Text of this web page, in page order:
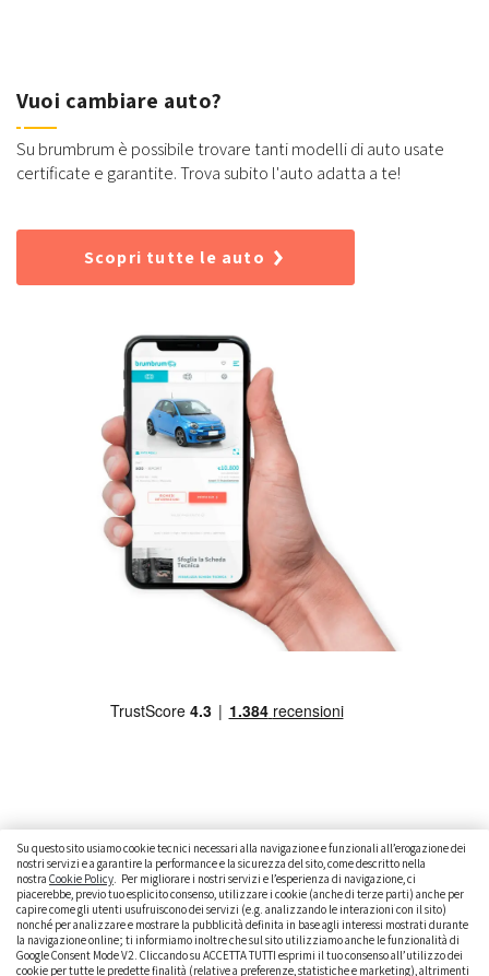
Su questo sito usiamo cookie tecnici necessari alla navigazione e funzionali all’erogazione dei
nostri servizi e a garantire la performance e la sicurezza del sito, come descritto nella
nostra Cookie Policy. Per migliorare i nostri servizi e l’esperienza di navigazione, ci
piacerebbe, previo tuo esplicito consenso, utilizzare i cookie (anche di terze parti) anche per
capire come gli utenti usufruiscono dei servizi (e.g. analizzando le interazioni con il sito)
nonché per analizzare e mostrare la pubblicità definita in base agli interessi mostrati durante
la navigazione online; ti informiamo inoltre che sul sito utilizziamo anche le funzionalità di
Google Consent Mode V2. Cliccando su ACCETTA TUTTI esprimi il tuo consenso all’utilizzo dei
cookie per tutte le predette finalità (relative a preferenze, statistiche e marketing), altrimenti
Vuoi cambiare auto?
Su brumbrum è possibile trovare tanti modelli di auto usate
certificate e garantite. Trova subito l'auto adatta a te!
Scopri tutte le auto
CAMBIARE AUTO
GUIDA ALL’ACQUISTO
GUIDE PRATICHE
CURIOSITÀ
DATI ALLA MANO
DICE LA LEGGE
PARLIAMO DI NOI